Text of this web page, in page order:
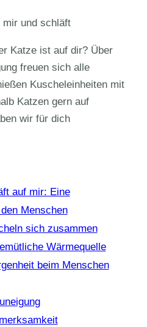
Katze ist auf dir? Über
freuen sich alle
Kuscheleinheiten mit
Katzen gern auf
wir für dich
auf mir: Eine
Menschen
sich zusammen
Wärmequelle
beim Menschen